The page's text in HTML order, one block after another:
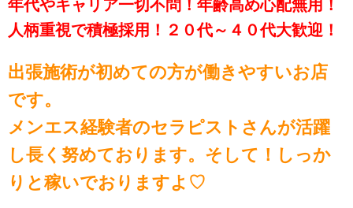
年代やキャリア一切不問！年齢高め心配無用！
人柄重視で積極採用！２０代～４０代大歓迎！
出張施術が初めての方が働きやすいお店
です。
メンエス経験者のセラピストさんが活躍
し長く努めております。そして！しっか
りと稼いでおりますよ♡